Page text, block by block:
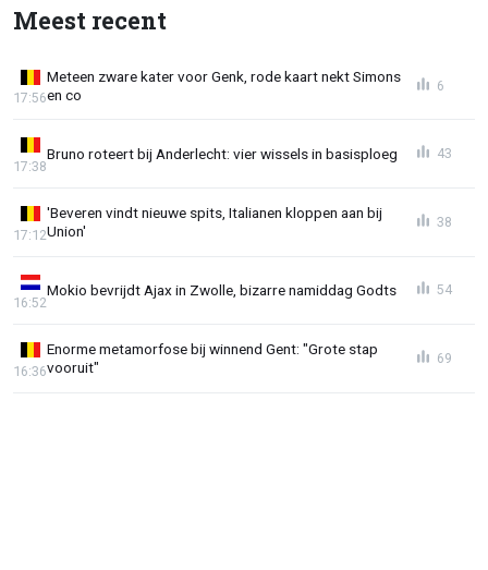
Meest recent
Meteen zware kater voor Genk, rode kaart nekt Simons
en co
17:56
6
Bruno roteert bij Anderlecht: vier wissels in basisploeg
17:38
43
'Beveren vindt nieuwe spits, Italianen kloppen aan bij
Union'
17:12
38
Mokio bevrijdt Ajax in Zwolle, bizarre namiddag Godts
16:52
54
Enorme metamorfose bij winnend Gent: "Grote stap
vooruit"
16:36
69